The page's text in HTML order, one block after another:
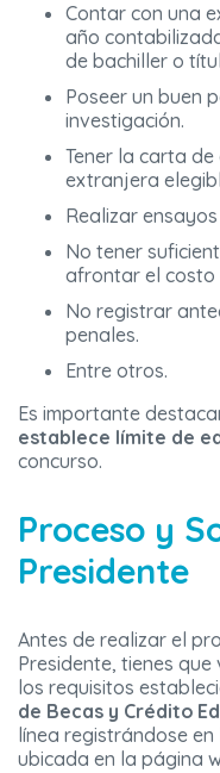
Contar con una
año
de bachiller o
Poseer un buen
investigación.
Tener la carta
extranjera
Realizar
No tener
afrontar el costo
No registrar
penales.
Entre otros.
Es importante
establece límite de
concurso.
Proceso y
Presidente
Antes de realizar el
Presidente, tienes
los requisitos
de Becas y Crédito
línea registrándose en
ubicada en la página